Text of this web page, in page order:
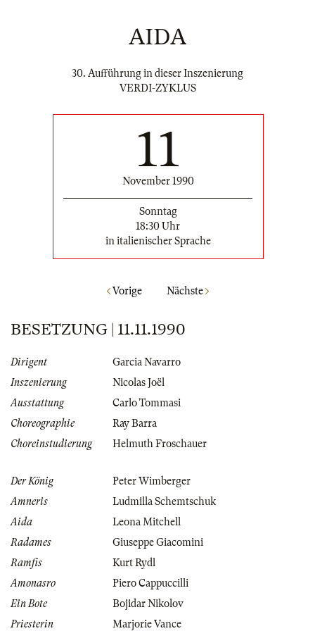
AIDA
30. Aufführung in dieser Inszenierung
VERDI-ZYKLUS
11
November 1990
Sonntag
18:30 Uhr
in italienischer Sprache
Vorige Nächste
BESETZUNG | 11.11.1990
Dirigent
Garcia Navarro
Inszenierung
Nicolas Joël
Ausstattung
Carlo Tommasi
Choreographie
Ray Barra
Choreinstudierung
Helmuth Froschauer
Der König
Peter Wimberger
Amneris
Ludmilla Schemtschuk
Aida
Leona Mitchell
Radames
Giuseppe Giacomini
Ramfis
Kurt Rydl
Amonasro
Piero Cappuccilli
Ein Bote
Bojidar Nikolov
Priesterin
Marjorie Vance